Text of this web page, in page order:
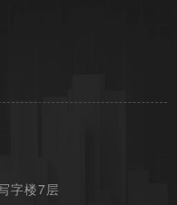
字楼7层